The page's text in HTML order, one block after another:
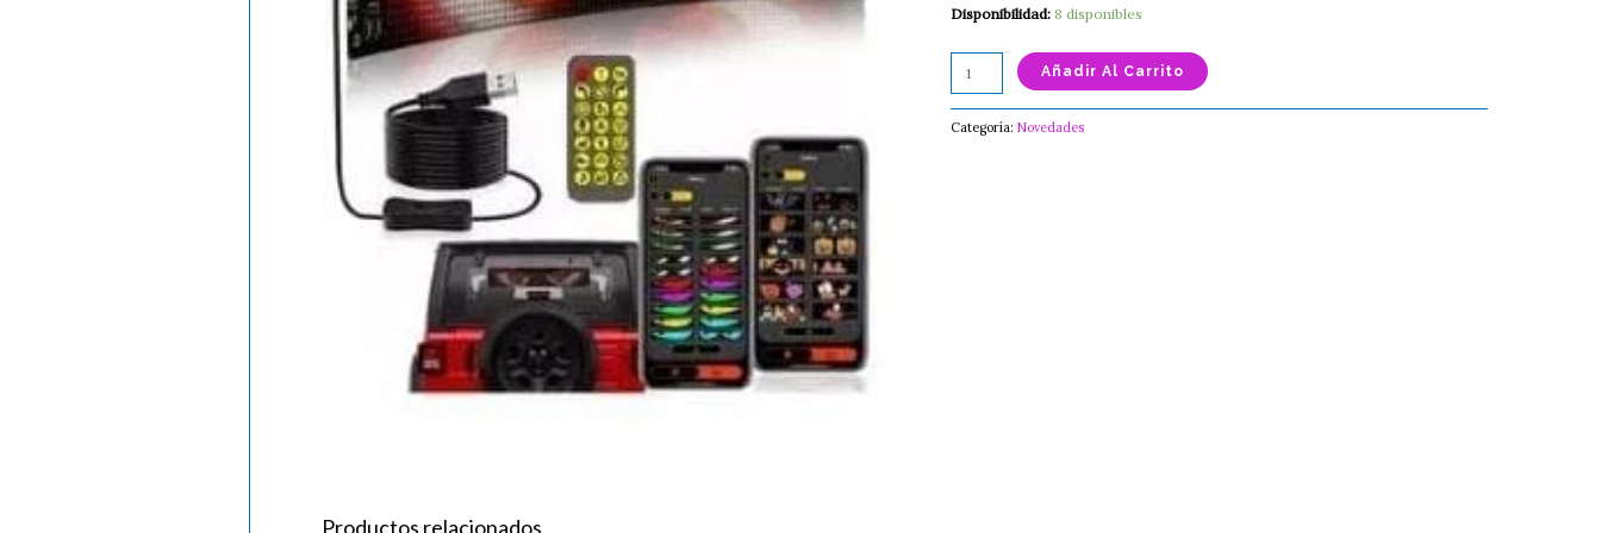
Disponibilidad: 8 disponibles
Añadir Al Carrito
Categoría:Novedades
Productos relacionados